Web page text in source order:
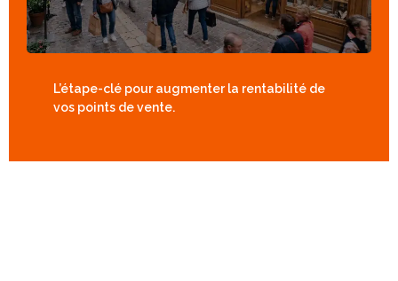
L’étape-clé pour augmenter la rentabilité de
vos points de vente.